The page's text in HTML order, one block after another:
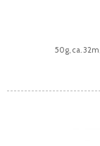
50g, ca.